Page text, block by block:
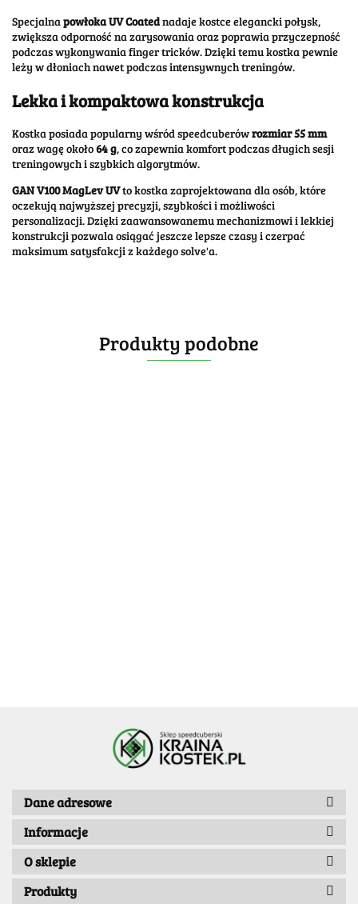
SpecjalnapowłokaUVCoatednadajekostceeleganckipołysk,
zwiększaodporność nazarysowaniaorazpoprawiaprzyczepność
podczaswykonywaniafingertricków.Dziękitemukostkapewnie
leży wdłoniachnawetpodczasintensywnychtreningów.
Lekkaikompaktowakonstrukcja
Kostkaposiadapopularny wśródspeedcuberówrozmiar55mm
orazwagęokoło64g,cozapewniakomfortpodczasdługichsesji
treningowychiszybkichalgorytmów.
GAN V100 MagLev UVto kostka zaprojektowana dla osób, które
oczekują najwyższej precyzji, szybkości i możliwości
personalizacji. Dzięki zaawansowanemu mechanizmowi i lekkiej
konstrukcji pozwala osiągać jeszcze lepsze czasy i czerpać
maksimum satysfakcji z każdego solve'a.
Produkty podobne
Dane adresowe
Informacje
O sklepie
Produkty